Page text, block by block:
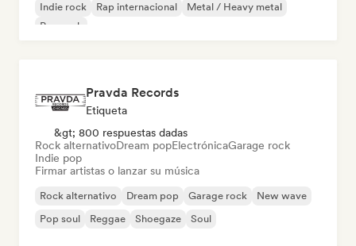
Indie rock
Rap internacional
Metal / Heavy metal
Pop rock
Pravda Records
Etiqueta
&gt; 800 respuestas dadas
Rock alternativoDream popElectrónicaGarage rock
Indie pop
Firmar artistas o lanzar su música
Rock alternativo Dream pop Garage rock
New wave
Pop soul
Reggae Shoegaze Soul